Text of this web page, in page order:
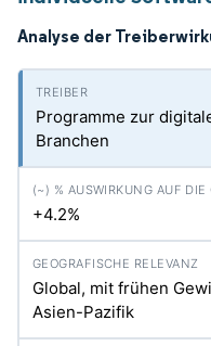
Analyse der
Programme zur
Branchen
+4.2%
Global, mit frühen
Asien-Pazifik